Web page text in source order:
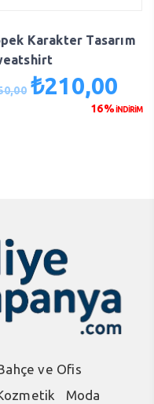
Karakter Tasarım
Orijinal
₺210,00
16%İNDİRİM
ve Ofis
Moda